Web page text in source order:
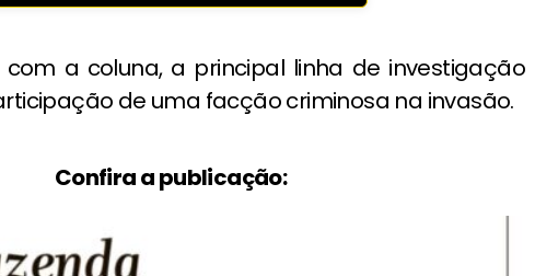
a coluna, a principal linha de investigação
de uma facção criminosa na invasão.
Confira a publicação: